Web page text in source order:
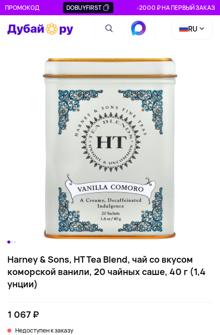
ПРОМОКОД DOBUYFIRST -2000 ₽ НА ПЕРВЫЙ ЗАКАЗ
RU
Harney & Sons, HT Tea Blend, чай со вкусом
коморской ванили, 20 чайных саше, 40 г (1,4
унции)
1 067 ₽
Недоступен к заказу